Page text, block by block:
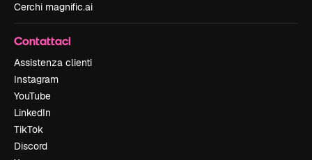
Cerchi magnific.ai
Contattaci
Assistenza clienti
Instagram
YouTube
LinkedIn
TikTok
Discord